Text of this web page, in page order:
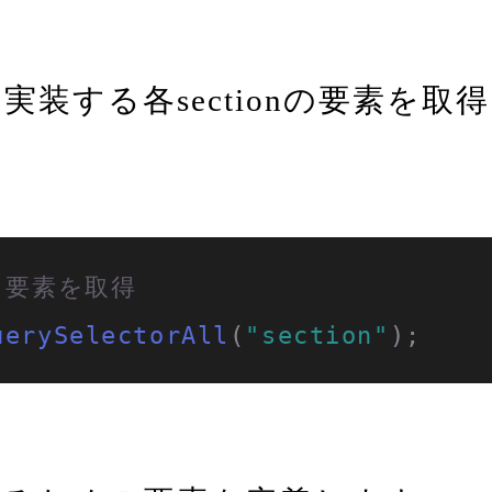
装する各sectionの要素を取得
素を取得
( "section" );